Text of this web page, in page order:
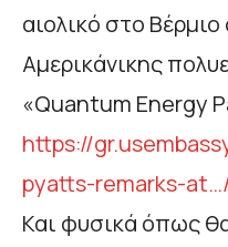
αιολικό στο
Αμερικάνικης
«Quantum Energy
https://
pyatts-remarks-
Και φυσικά όπως